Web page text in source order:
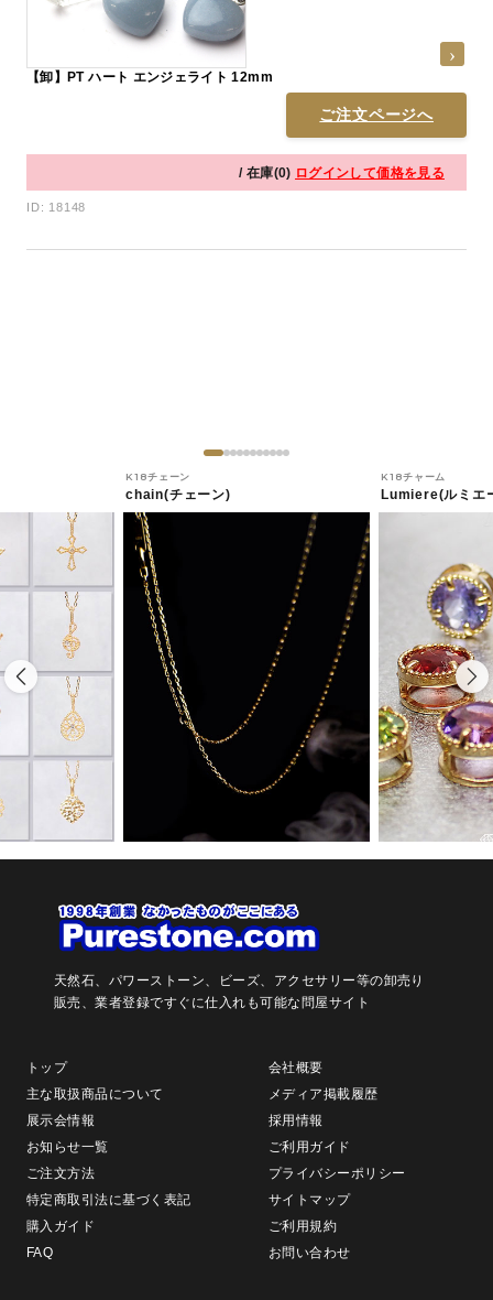
【卸】PT ハート エンジェライト 12mm
ご注文ページへ
/ 在庫(0) ログインして価格を見る
ID: 18148
K18チェーン
chain(チェーン)
K18チャーム
Lumiere(ルミエ
天然石、パワーストーン、ビーズ、アクセサリー等の卸売り
販売、業者登録ですぐに仕入れも可能な問屋サイト
トップ
会社概要
主な取扱商品について
メディア掲載履歴
展示会情報
採用情報
お知らせ一覧
ご利用ガイド
ご注文方法
プライバシーポリシー
特定商取引法に基づく表記
サイトマップ
購入ガイド
ご利用規約
FAQ
お問い合わせ